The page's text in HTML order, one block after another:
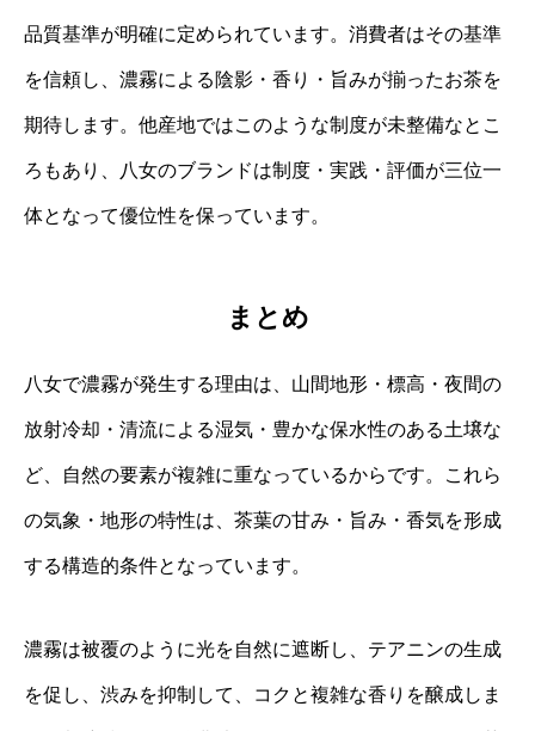
品質基準が明確に定められています。消費者はその基準
を信頼し、濃霧による陰影・香り・旨みが揃ったお茶を
期待します。他産地ではこのような制度が未整備なとこ
ろもあり、八女のブランドは制度・実践・評価が三位一
体となって優位性を保っています。
まとめ
八女で濃霧が発生する理由は、山間地形・標高・夜間の
放射冷却・清流による湿気・豊かな保水性のある土壌な
ど、自然の要素が複雑に重なっているからです。これら
の気象・地形の特性は、茶葉の甘み・旨み・香気を形成
する構造的条件となっています。
濃霧は被覆のように光を自然に遮断し、テアニンの生成
を促し、渋みを抑制して、コクと複雑な香りを醸成しま